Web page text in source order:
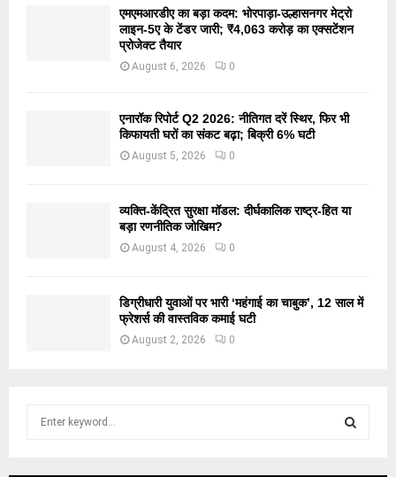
एमएमआरडीए का बड़ा कदम: भोरपाड़ा-उल्हासनगर मेट्रो
लाइन-5ए के टेंडर जारी; ₹4,063 करोड़ का एक्सटेंशन
प्रोजेक्ट तैयार
August 6, 2026 0
एनारॉक रिपोर्ट Q2 2026: नीतिगत दरें स्थिर, फिर भी
किफायती घरों का संकट बढ़ा; बिक्री 6% घटी
August 5, 2026 0
व्यक्ति-केंद्रित सुरक्षा मॉडल: दीर्घकालिक राष्ट्र-हित या
बड़ा रणनीतिक जोखिम?
August 4, 2026 0
डिग्रीधारी युवाओं पर भारी ‘महंगाई का चाबुक’, 12 साल में
फ्रेशर्स की वास्तविक कमाई घटी
August 2, 2026 0